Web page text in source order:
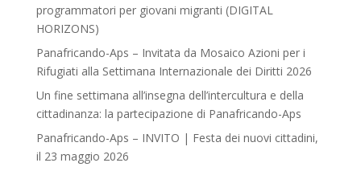
programmatori per giovani migranti (DIGITAL
HORIZONS)
Panafricando-Aps – Invitata da Mosaico Azioni per i
Rifugiati alla Settimana Internazionale dei Diritti 2026
Un fine settimana all’insegna dell’intercultura e della
cittadinanza: la partecipazione di Panafricando-Aps
Panafricando-Aps – INVITO | Festa dei nuovi cittadini,
il 23 maggio 2026